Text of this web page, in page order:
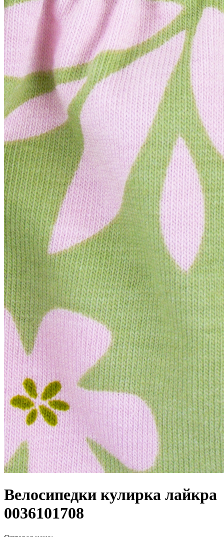
Велосипедки кулирка лайкра
0036101708